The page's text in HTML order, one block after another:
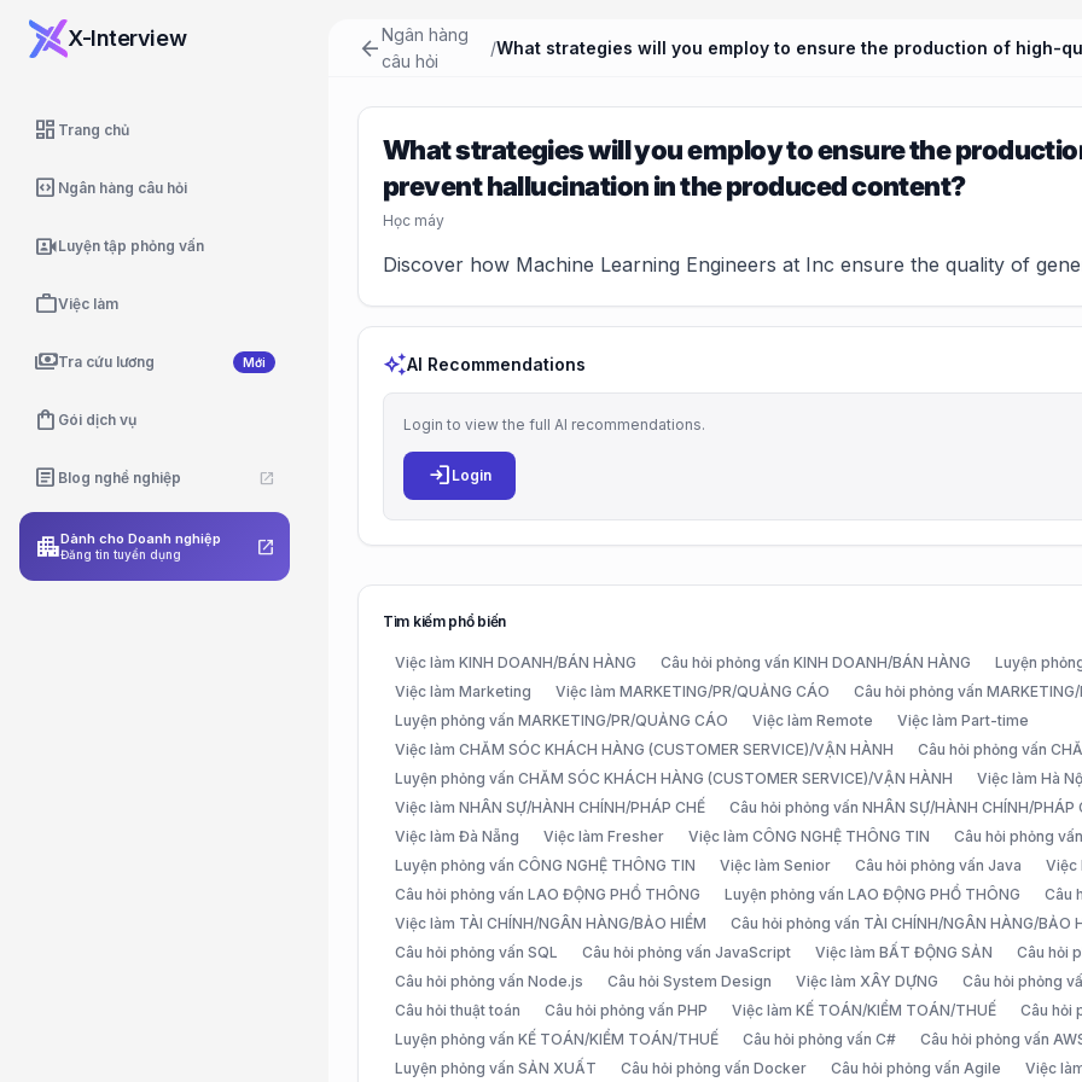
X-Interview
dashboard Trang chủ
code_blocks Ngân hàng câu hỏi
video_camera_frontLuyện tập phỏng vấn
workViệc làm
paymentsTra cứu lương Mới
shopping_bag Gói dịch vụ
article Blog nghề nghiệp open_in_new
apartmentDành cho Doanh nghiệp
Đăng tin tuyển dụng open_in_new
arrow_backNgân hàng
câu hỏi
/
What strategies will you employ to ensure the
prevent hallucination in the produced content?
Học máy
Discover how Machine Learning Engineers at Inc ensure the quality of
auto_awesomeAI Recommendations
Login to view the full AI recommendations.
login Login
Tìm kiếm phổ biến
Việc làm KINH DOANH/BÁN HÀNG Câu hỏi phỏng vấn KINH DOANH/BÁN HÀNG Luyện
Việc làm Marketing
Việc làm MARKETING/PR/QUẢNG CÁO
Câu hỏi phỏng vấn
Luyện phỏng vấn MARKETING/PR/QUẢNG CÁO
Việc làm Remote
Việc làm Part-time
Việc làm CHĂM SÓC KHÁCH HÀNG (CUSTOMER SERVICE)/VẬN HÀNH
Câu hỏi phỏng vấn
Luyện phỏng vấn CHĂM SÓC KHÁCH HÀNG (CUSTOMER SERVICE)/VẬN HÀNH
Việc làm Hà
Việc làm NHÂN SỰ/HÀNH CHÍNH/PHÁP CHẾ
Câu hỏi phỏng vấn NHÂN SỰ/HÀNH CHÍNH/PHÁP
Việc làm Đà Nẵng
Việc làm Fresher Việc làm CÔNG NGHỆ THÔNG TIN
Câu hỏi phỏng
Luyện phỏng vấn CÔNG NGHỆ THÔNG TIN
Việc làm Senior Câu hỏi phỏng vấn Java
Việc
Câu hỏi phỏng vấn LAO ĐỘNG PHỔ THÔNG
Luyện phỏng vấn LAO ĐỘNG PHỔ THÔNG Câu
Việc làm TÀI CHÍNH/NGÂN HÀNG/BẢO HIỂM
Câu hỏi phỏng vấn TÀI CHÍNH/NGÂN HÀNG/BẢO
Câu hỏi phỏng vấn SQL
Câu hỏi phỏng vấn JavaScript Việc làm BẤT ĐỘNG SẢN Câu hỏi
Câu hỏi phỏng vấn Node.js
Câu hỏi System Design Việc làm XÂY DỰNG Câu hỏi phỏng
Câu hỏi thuật toán
Câu hỏi phỏng vấn PHP Việc làm KẾ TOÁN/KIỂM TOÁN/THUẾ
Câu hỏi
Luyện phỏng vấn KẾ TOÁN/KIỂM TOÁN/THUẾ
Câu hỏi phỏng vấn C# Câu hỏi phỏng vấn
Luyện phỏng vấn SẢN XUẤT
Câu hỏi phỏng vấn Docker Câu hỏi phỏng vấn Agile Việc